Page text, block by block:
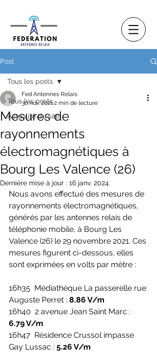
Post
Tous les posts
Actualité du site
Tous les posts
Mesures de
rayonnements
électromagnétiques à
Bourg Les Valence (26)
Fed Antennes Relais
30 nov. 20212 min de lecture
Dernière mise à jour : 16 janv. 2024
Nous avons effectué des mesures de
rayonnements électromagnétiques,
générés par les antennes relais de
téléphonie mobile, à Bourg Les
Valence (26) le 29 novembre 2021. Ces
mesures figurent ci-dessous, elles
sont exprimées en volts par mètre :
16h35  Médiathèque La passerelle rue
Auguste Perret : 8.86 V/m
16h40  2 avenue Jean Saint Marc :
6.79 V/m
16h47  Résidence Crussol impasse
Gay Lussac : 5.26 V/m